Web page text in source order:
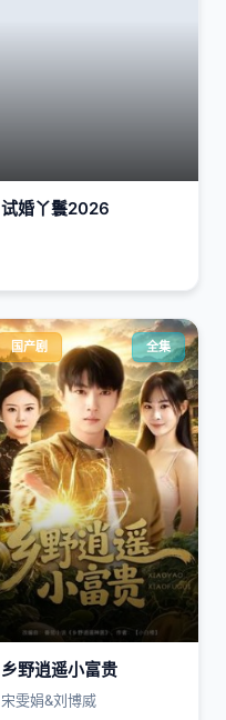
试婚丫鬟2026
国产剧 全集
乡野逍遥小富贵
宋雯娟&刘博威